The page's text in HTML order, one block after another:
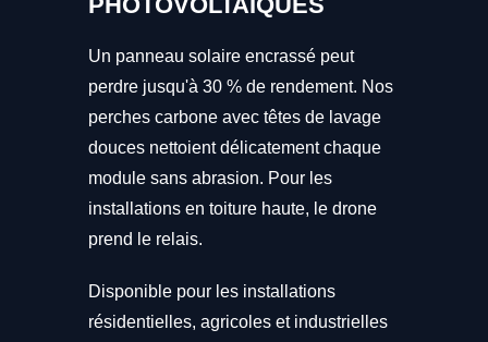
Un panneau solaire encrassé peut
perdre jusqu'à 30 % de rendement. Nos
perches carbone avec têtes de lavage
douces nettoient délicatement chaque
module sans abrasion. Pour les
installations en toiture haute, le drone
prend le relais.
Disponible pour les installations
résidentielles, agricoles et industrielles